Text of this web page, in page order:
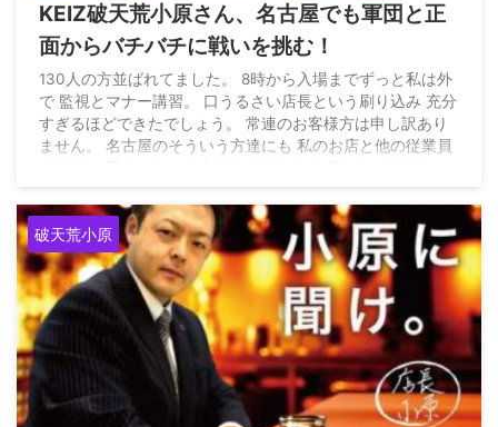
KEIZ破天荒小原さん、名古屋でも軍団と正
面からバチバチに戦いを挑む！
130人の方並ばれてました。 8時から入場までずっと私は外
で 監視とマナー講習。 口うるさい店長という刷り込み 充分
すぎるほどできたでしょう。 常連のお客様方は申し訳あり
ません。 名古屋のそういう方達にも 私のお店と他の従業員
過 朝から並ばれてたのに 回転数0回転 打たずに3人並んで
と 2人並んで盤面 ...
破天荒小原